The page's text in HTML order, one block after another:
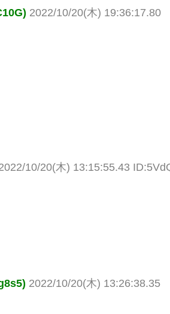
2022/10/20(木) 19:36:17.80
10/20(木) 13:15:55.43
2022/10/20(木) 13:26:38.35